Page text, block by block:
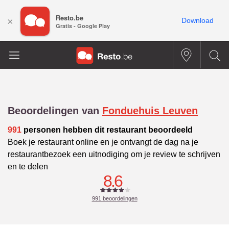
Beoordelingen van Fonduehuis Leuven
991 personen hebben dit restaurant beoordeeld
Boek je restaurant online en je ontvangt de dag na je
restaurantbezoek een uitnodiging om je review te schrijven
en te delen
8.6
991 beoordelingen
× Resto.be
Gratis - Google Play
Download